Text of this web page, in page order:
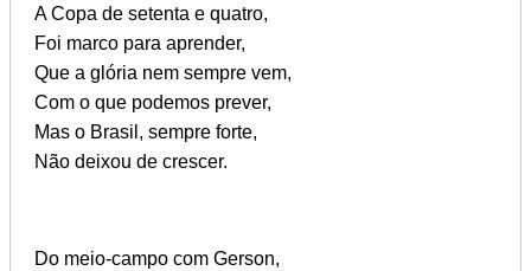
A Copa de setenta e quatro,
Foi marco para aprender,
Que a glória nem sempre vem,
Com o que podemos prever,
Mas o Brasil, sempre forte,
Não deixou de crescer.
Do meio-campo com Gerson,